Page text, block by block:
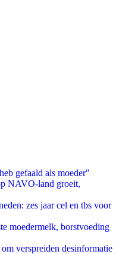
gefaald als moeder"
NAVO-land groeit,
zes jaar cel en tbs voor
moedermelk, borstvoeding
verspreiden desinformatie